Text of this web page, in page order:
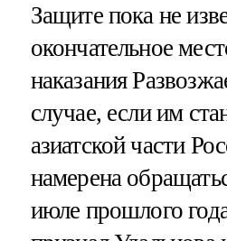
Защите пока не
окончательное
наказания
случае, если им
азиатской части
намерена
июле прошлого